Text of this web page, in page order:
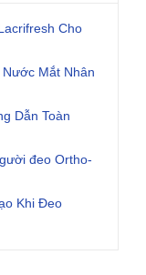
Cho
Mắt Nhân
Dẫn Toàn
đeo Ortho-
Khi Đeo